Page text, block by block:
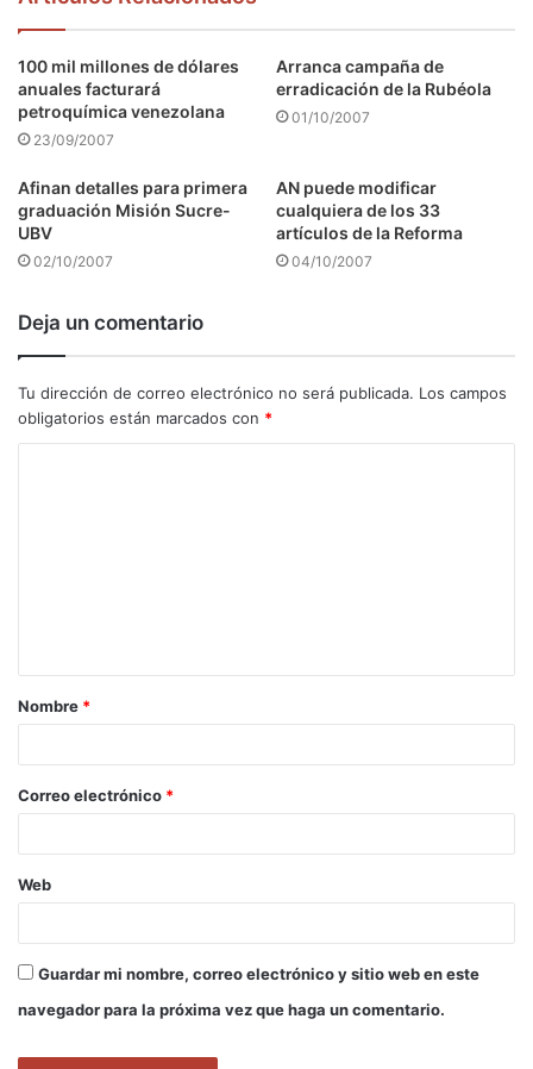
100 mil millones de dólares
anuales facturará
petroquímica venezolana
23/09/2007
Arranca campaña de
erradicación de la Rubéola
01/10/2007
Afinan detalles para primera
graduación Misión Sucre-
UBV
02/10/2007
AN puede modificar
cualquiera de los 33
artículos de la Reforma
04/10/2007
Deja un comentario
Tu dirección de correo electrónico no será publicada. Los campos
obligatorios están marcados con *
a
r
*
Nombre *
Correo electrónico *
Web
Guardar mi nombre, correo electrónico y sitio web en este
navegador para la próxima vez que haga un comentario.